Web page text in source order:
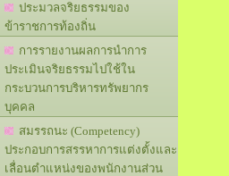
ประมวลจริยธรรมของ
ข้าราชการท้องถิ่น
การรายงานผลการนำการ
ประเมินจริยธรรมไปใช้ใน
กระบวนการบริหารทรัพยากร
บุคคล
สมรรถนะ (Competency)
ประกอบการสรรหาการแต่งตั้งและ
เลื่อนตำแหน่งของพนักงานส่วน